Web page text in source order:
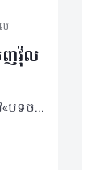
ញវ៉ុល
ថ្ងៃមុន មាននិស្សិតពេទ្យមួយរូបបានចេញផ្សាយនូវ«បទចម្រៀងអង្រួនបេះដូងនិស្សិតពេទ្យ (Vol I)» (បើមិនទាន់អានទេ អាចចុចអាន ត្រង់នេះ បាន) !!! ក្រុមការងារ ក៏បានប្រមូលនូវមតិយោបល់ និងពាក្យណែនាំខ្លះៗរបស់ប្រិយមិត្តអ្នកអាន ជាពិសេសនិស្សិតពេទ្យដទៃទៀត ហើយចងក្រងជាវ៉ុលថ្មីនេះ... ចង់ដឹងថា វ៉ុលនេះ មានអ្វីប្លែកខ្លះ? ហើយអង្រួនបេះដូងដល់កម្រិតណានោះ? តោះ! អានខាងក្រោមជាមួយគ្នា… 1.ដាក់ Braceបេះដូង 2.មាន You, Meលែងត្រូវការ Ibuprofen 3.ជួសឈាម ជំពាក់ស្នេហ៍ 4.មានវ៉ាក់សាំងណាចាក់ឲ្យឈប់នឹកគេ? 5.សារភាពស្នេហ៍តាមវេជ្ជបញ្ជាបេះដូង 6.ត្រូវការអ្នកវាស់ចង្វាក់បេះដូង 7.ស្នេហាអូន/បង មិន resistance 8.ស្រលាញ់មនុស្សម្នាក់ មិនគិតពីក្រុមឈាម 9.ច្រណែនអ្នកថែបេះដូងYou មិនមែន Me 10.ពេលស្តារ មានគេនៅក្បែរ សែនកក់ក្តៅ 11.អូន/បង ជាVidalរបស់បង/អូន 12.ជួបស្នេហ៍ពេលរៀន Botanique 13.បានមើលត្រឹម Anatomy បង 14.ឃើញអូន/បង បង/អូនចង់លេប Para(cetamol) 15.You are my Ibu បើមានអ្វីចង់ចែករំលែកបន្ថែម អាចcommentខាងក្រោមនេះបាន បើបានច្រើន ក្រុមការងារនឹងចងក្រងជាវ៉ុលបន្ទាប់ផងដែរ…ហើយបើមានអ្នកចាប់អារម្មណ៍ចង់សរសេរជាបទចម្រៀងមែនទែននោះ កុំភ្លេចប្រាប់ដល់ក្រុមការងារឲ្យបានដឹងផង… ©2018 រក្សាសិទ្ធិគ្រប់យ៉ាង​ដោយ Healthtime Corporation ចំពោះគ្រប់អត្ថបទដោយគ្មានផ្នែកណាមួយត្រូវបោះពុម្ពផ្សាយចូល ប្រព័ន្ធអ៊ីនធឺណែតឧបករណ៍អេឡិចត្រូនិកអាត់ជាសំឡេងឬថតចំលងគ្រប់រូបភាពដោយគ្មានការអនុញ្ញាតឡើយ